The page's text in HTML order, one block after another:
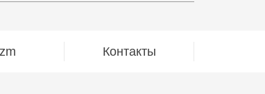
Контакты